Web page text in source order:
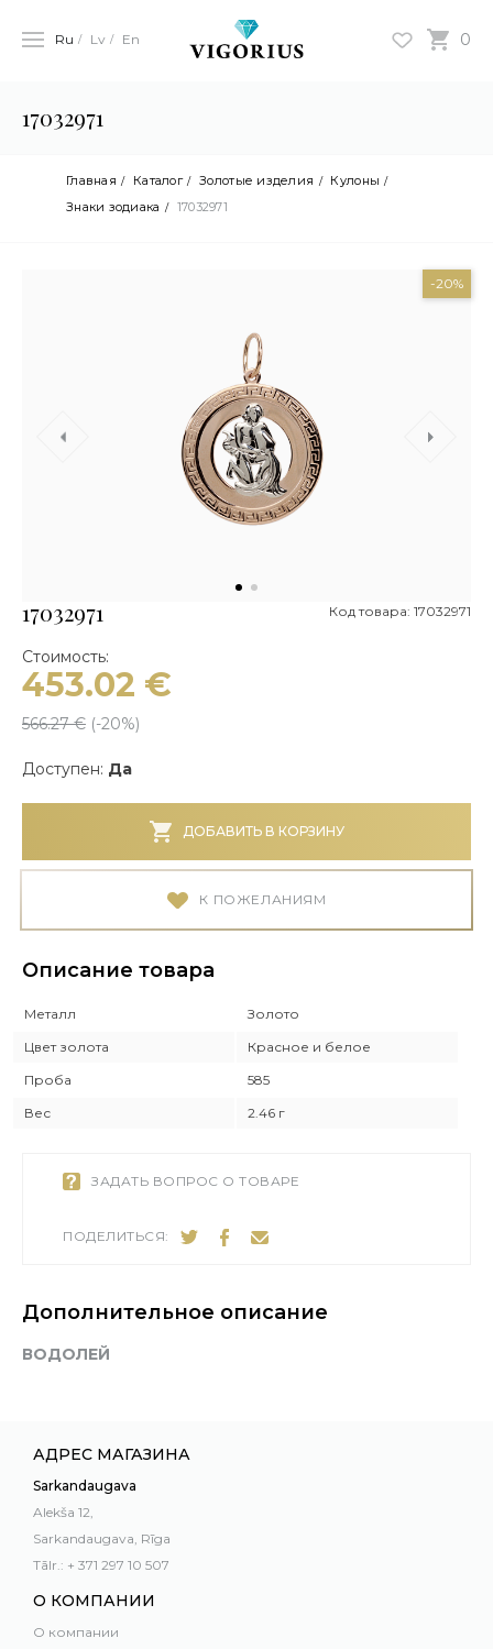
0
Ru Lv En
17032971
Главная Каталог Золотые изделия
Кулоны
Знаки зодиака
17032971
-20%
17032971 Код товара: 17032971
Стоимость:
453.02 €
566.27€ (-20%)
Доступен: Да
ДОБАВИТЬ В КОРЗИНУ
К ПОЖЕЛАНИЯМ
Описание товара
Металл
Золото
Цвет золота
Красное и белое
Проба
585
Вес
2.46 г
ЗАДАТЬ ВОПРОС О ТОВАРЕ
ПОДЕЛИТЬСЯ:
Дополнительное описание
ВОДОЛЕЙ
АДРЕС МАГАЗИНА
Sarkandaugava
Alekša 12,
Sarkandaugava, Rīga
Tālr.: + 371 297 10 507
О КОМПАНИИ
О компании